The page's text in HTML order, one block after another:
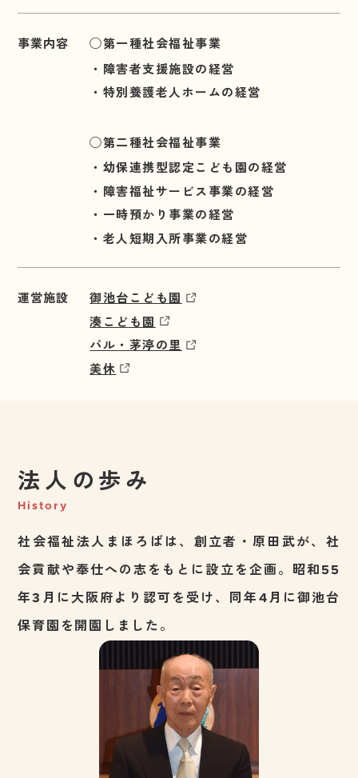
事業内容 ◯第一種社会福祉事業
障害者支援施設の経営
特別養護老人ホームの経営
◯第二種社会福祉事業
幼保連携型認定こども園の経営
障害福祉サービス事業の経営
一時預かり事業の経営
老人短期入所事業の経営
運営施設
御池台こども園
湊こども園
パル・茅渟の里
美休
法人の歩み
History
社会福祉法人まほろばは、創立者・原田武が、社
会貢献や奉仕への志をもとに設立を企画。昭和55
年3月に大阪府より認可を受け、同年4月に御池台
保育園を開園しました。